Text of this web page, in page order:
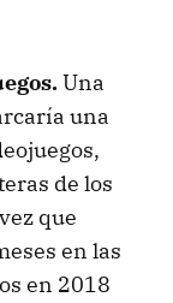
Una
una
de los
que
en las
en 2018